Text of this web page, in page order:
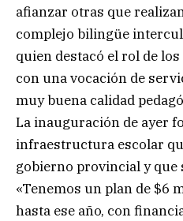
afianzar otras que
complejo bilingüe
quien destacó el rol de
con una vocación de
muy buena calidad
La inauguración de ayer
infraestructura escolar
gobierno provincial y que
«Tenemos un plan de $6
hasta ese año, con